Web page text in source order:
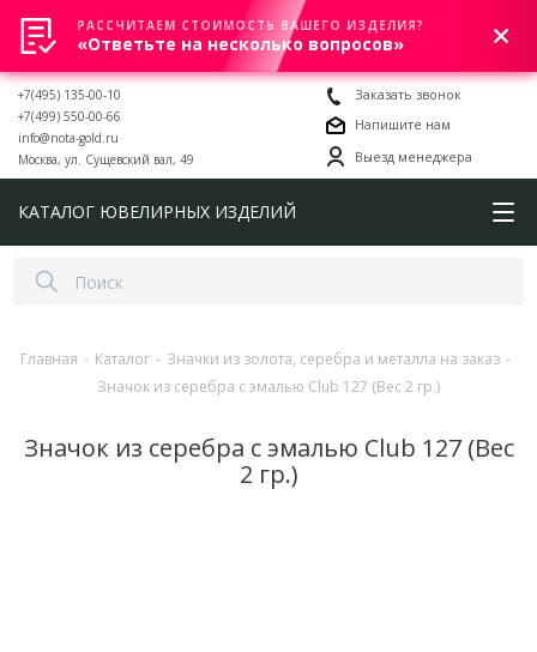
0
+7(495) 135-00-10
+7(499) 550-00-66
info@nota-gold.ru
Москва, ул. Сущевский вал, 49
Заказать звонок
Напишите нам
Выезд менеджера
КАТАЛОГ ЮВЕЛИРНЫХ ИЗДЕЛИЙ
Главная - Каталог - Значки из золота, серебра и металла на заказ -
Значок из серебра с эмалью Club 127 (Вес 2 гр.)
Значок из серебра с эмалью Club 127 (Вес
2 гр.)
РАССЧИТАЕМ СТОИМОСТЬ ВАШЕГО ИЗДЕЛИЯ?
«Ответьте на несколько вопросов»